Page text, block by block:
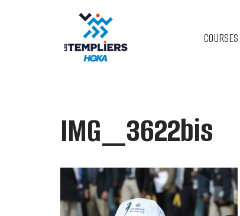
COURSES
IMG_3622bis